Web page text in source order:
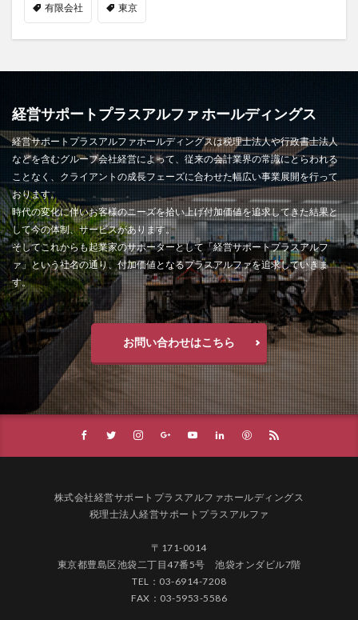
有限会社 東京
経営サポートプラスアルファ ホールディングス
経営サポートプラスアルファホールディングスは税理士法人や行政書士法人
などを含むグループ会社経営によって、従来の会計業界の常識にとらわれる
ことなく、クライアントの成長フェーズに合わせた幅広い事業展開を行って
おります。
時代の変化に伴いお客様のニーズを拾い上げ付加価値を追求してきた結果と
して今の体制、サービスがあります。
そしてこれからも起業家のサポーターとして「経営サポートプラスアルフ
ァ」という社名の通り、付加価値となるプラスアルファを追求していきま
す。
お問い合わせはこちら
株式会社経営サポートプラスアルファホールディングス
税理士法人経営サポートプラスアルファ
〒171-0014
東京都豊島区池袋二丁目47番5号 池袋オンダビル7階
TEL：03-6914-7208
FAX：03-5953-5586